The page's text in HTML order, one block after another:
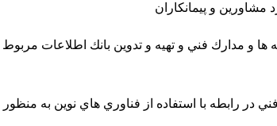
مشاورين و پيمانكاران
ها و مدارك فني و تهيه و تدوين بانك اطلاعات
در رابطه با استفاده از فناوري هاي نوين به